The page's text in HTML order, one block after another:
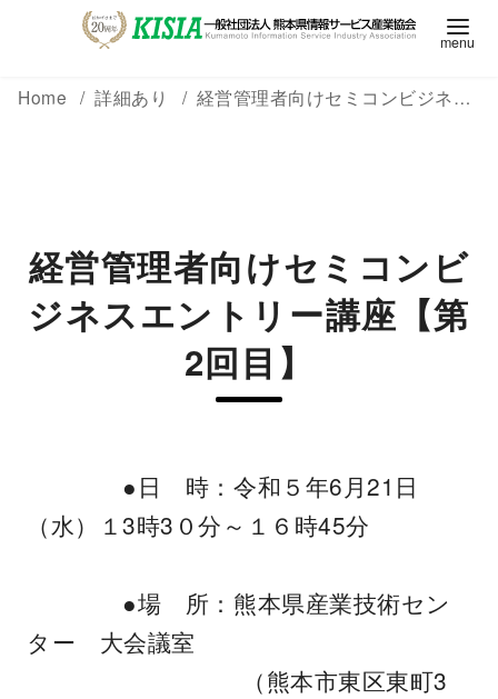
Home 詳細あり 経営管理者向けセミコンビジネスエントリー講座【第2回目】
経営管理者向けセミコンビ
ジネスエントリー講座【第
2回目】
●日 時：令和５年6月21日
（水）１3時3０分～１６時45分
●場 所：熊本県産業技術セン
ター 大会議室
（熊本市東区東町3